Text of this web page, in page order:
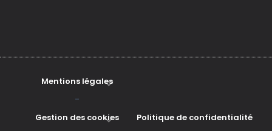
Mentions légales
-
Gestion des cookies
Politique de confidentialité